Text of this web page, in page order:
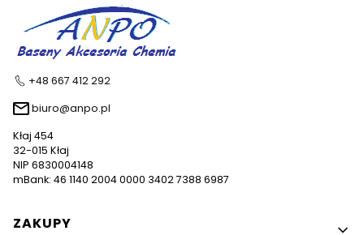
+48 667 412 292
biuro@anpo.pl
Kłaj 454
32-015 Kłaj
NIP 6830004148
mBank: 46 1140 2004 0000 3402 7388 6987
Linki w stopce
ZAKUPY